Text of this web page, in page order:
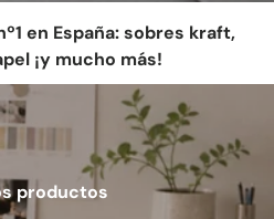
en España: sobres kraft,
¡y mucho más!
productos